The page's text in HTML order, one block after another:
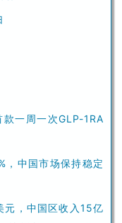
中国市场保持稳定
，中国区收入15亿
增长27.1%（附：
议，探索利用人工
阵容震感来袭！